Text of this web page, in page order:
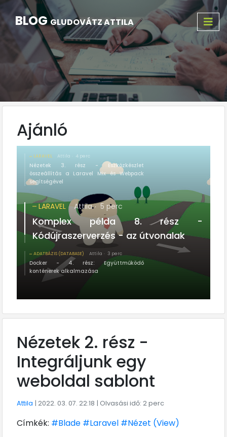
BLOGGLUDOVÁTZ ATTILA
Ajánló
LARAVEL Attila 4 perc
Nézetek 3. rész - Eszközkészlet
összeállítás a Laravel Mix és Webpack
segítségével
LARAVEL Attila 5 perc
Komplex példa 8. rész -
Kódújraszerverzés - az útvonalak
ADATBÁZIS (DATABASE) Attila 3 perc
Docker - 4. rész: Együttműködő
konténerek alkalmazása
Nézetek 2. rész -
Integráljunk egy
weboldal sablont
Attila | 2022. 03. 07. 22:18 | Olvasási idő: 2 perc
Címkék: #Blade #Laravel #Nézet (View)